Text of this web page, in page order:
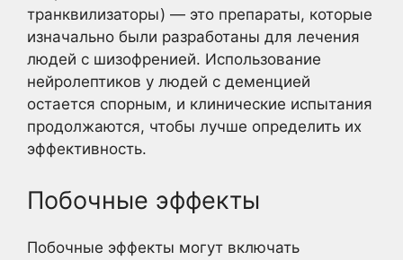
транквилизаторы) — это препараты, которые
изначально были разработаны для лечения
людей с шизофренией. Использование
нейролептиков у людей с деменцией
остается спорным, и клинические испытания
продолжаются, чтобы лучше определить их
эффективность.
Побочные эффекты
Побочные эффекты могут включать